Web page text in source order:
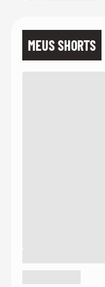
MEUS SHORTS